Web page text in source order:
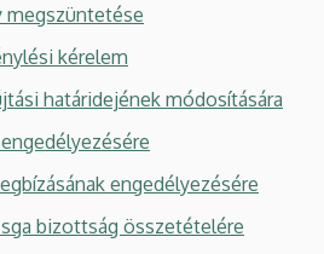
kérelem
határidejének módosítására
engedélyezésére
bizottság összetételére